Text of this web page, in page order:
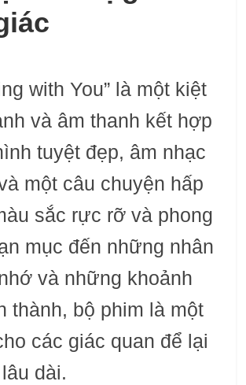
with You” là một kiệt
và âm thanh kết hợp
tuyệt đẹp, âm nhạc
một câu chuyện hấp
sắc rực rỡ và phong
mục đến những nhân
và những khoảnh
thành, bộ phim là một
các giác quan để lại
dài.